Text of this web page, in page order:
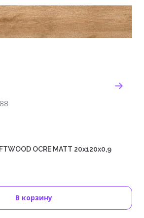
OCRE MATT 20x120x0,9
В корзину